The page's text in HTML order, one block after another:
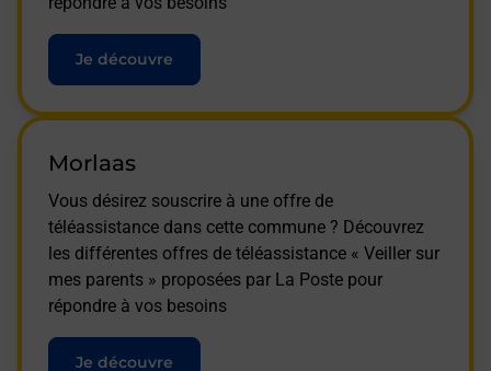
Je découvre
Morlaas
Vous désirez souscrire à une offre de
téléassistance dans cette commune ? Découvrez
les différentes offres de téléassistance « Veiller sur
mes parents » proposées par La Poste pour
répondre à vos besoins
Je découvre